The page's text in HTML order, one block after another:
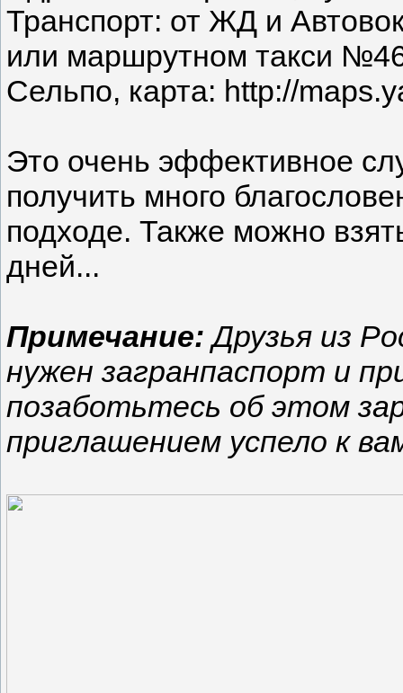
Транспорт: от ЖД и
или маршрутном такси
Сельпо, карта: http://
Это очень эффективное
получить много
подходе. Также можно
дней...
Примечание: Друзья из
нужен загранпаспорт и
позаботьтесь об этом
приглашением успело к